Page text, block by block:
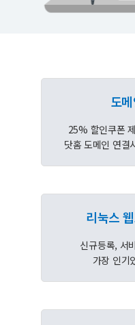
도
25% 할인쿠폰
닷홈 도메인 연결
리눅스
신규등록, 서
가장 인기